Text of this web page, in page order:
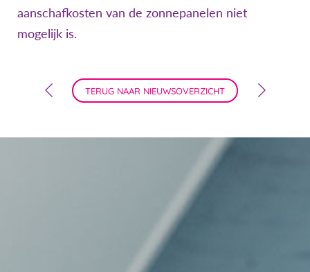
aanschafkosten van de zonnepanelen niet
mogelijk is.
TERUG NAAR NIEUWSOVERZICHT